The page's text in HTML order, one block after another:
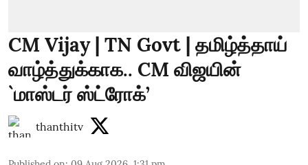
CM Vijay | TN Govt | தமிழ்த்தாய்
வாழ்த்துக்காக.. CM விஜயின்
`மாஸ்டர் ஸ்ட்ரோக்’
thanthitv